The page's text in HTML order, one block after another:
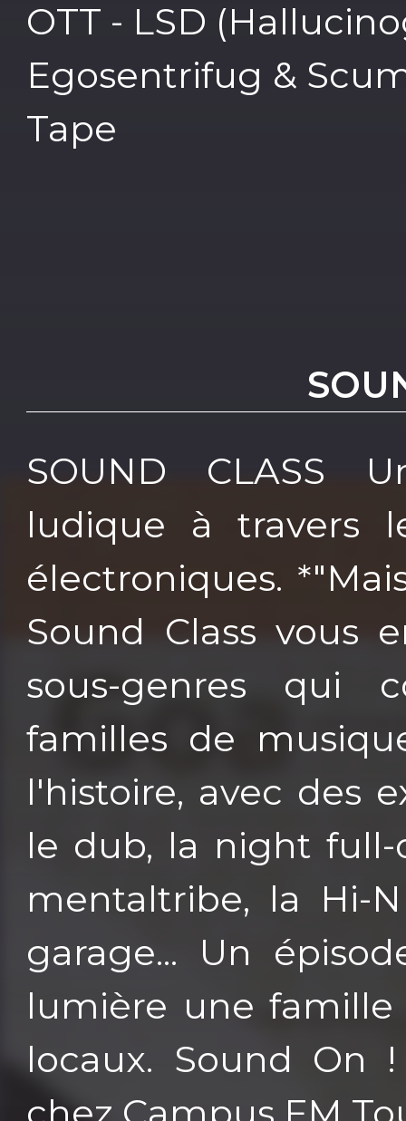
OTT - LSD
Egosentrifug &
Tape
SOUND CLASS
ludique à travers
électroniques.
Sound Class vous
sous-genres qui
familles de
l'histoire, avec des
le dub, la night full-
mentaltribe, la Hi-
garage... Un
lumière une
locaux. Sound On